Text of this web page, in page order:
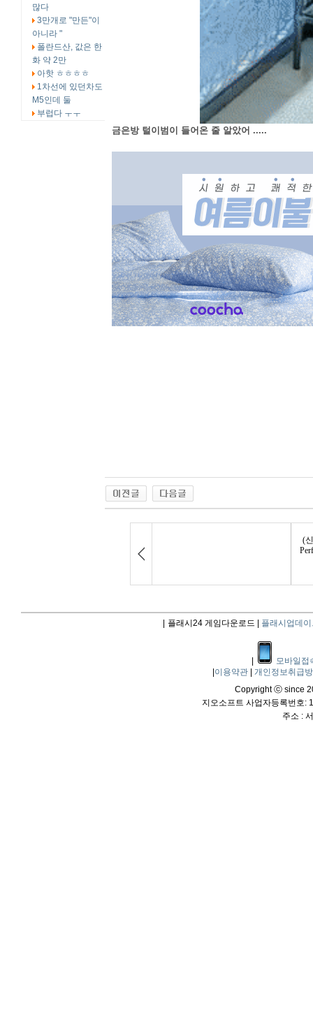
많다
3만개로 "만든"이
아니라 "
폴란드산, 값은 한
화 약 2만
아핫 ㅎㅎㅎㅎ
1차선에 있던차도
M5인데 둘
부럽다 ㅜㅜ
금은방 털이범이 들어온 줄 알았어 .....
플래시24 게임다운로드 | 플래시업데이
모바일접
이용약관
개인정보취급
Copyright ⓒ since
지오소프트 사업자등록번호:
주소 :